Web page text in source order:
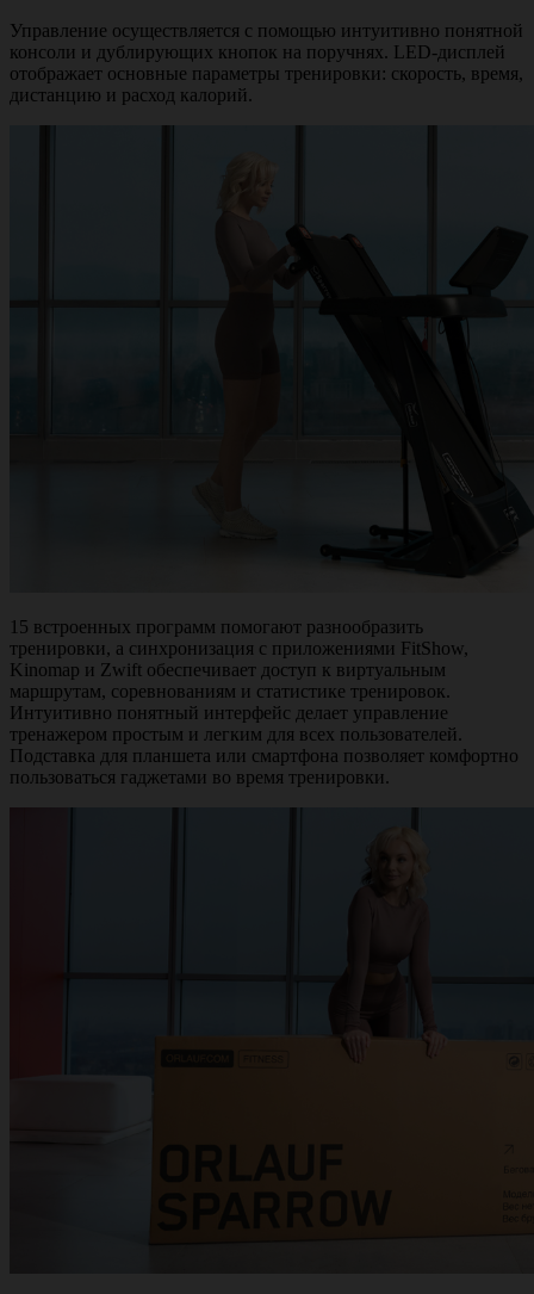
Управление осуществляется с помощью интуитивно понятной
консоли и дублирующих кнопок на поручнях. LED-дисплей
отображает основные параметры тренировки: скорость, время,
дистанцию и расход калорий.
15 встроенных программ помогают разнообразить
тренировки, а синхронизация с приложениями FitShow,
Kinomap и Zwift обеспечивает доступ к виртуальным
маршрутам, соревнованиям и статистике тренировок.
Интуитивно понятный интерфейс делает управление
тренажером простым и легким для всех пользователей.
Подставка для планшета или смартфона позволяет комфортно
пользоваться гаджетами во время тренировки.